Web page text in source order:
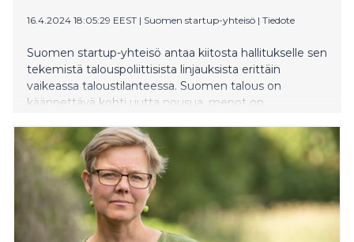
16.4.2024 18:05:29 EEST | Suomen startup-yhteisö | Tiedote
Suomen startup-yhteisö antaa kiitosta hallitukselle sen
tekemistä talouspoliittisista linjauksista erittäin
vaikeassa taloustilanteessa. Suomen talous on
käännettävä kohti uutta nousua, menot on
tekemät vaikeatkin päätökset ovat välttämättömiä.